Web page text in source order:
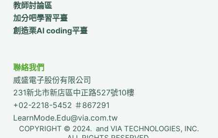
教師討論區
加分吧學習平臺
創造栗AI coding平臺
聯絡我們
威盛電子股份有限公司
231新北市新店區中正路527號10樓
+02-2218-5452 ＃867291
LearnMode.Edu@via.com.tw
COPYRIGHT © 2024. and VIA TECHNOLOGIES, INC.